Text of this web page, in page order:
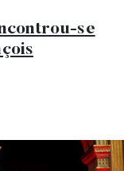
se